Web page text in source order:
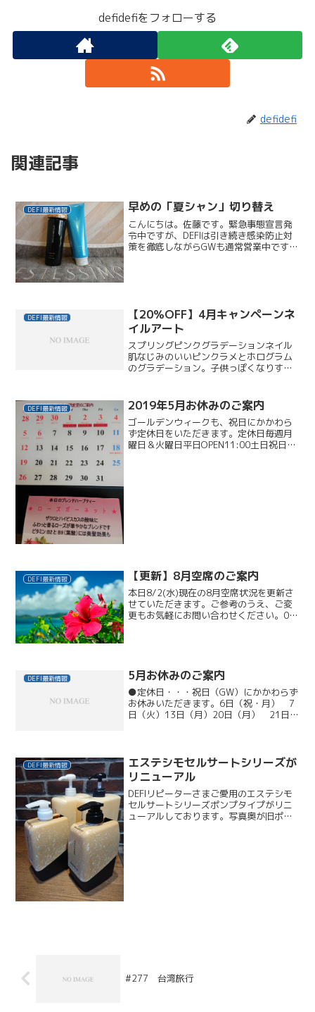
defidefiをフォローする
defidefi
関連記事
DEFI最新情報 早めの「夏シャン」切り替え
こんにちは。佐藤です。緊急事態宣言発
令中ですが、DEFIは引き続き感染防止対
策を徹底しながらGWも通常営業中です。
DEFI最新情報
【20％OFF】4月キャンペーンネ
イルアート
スプリングピンクグラデーションネイル
肌なじみのいいピンクラメとホログラム
のグラデーション。子供っぽくなりすぎ
のシールで春らしいデザイン。シール2
本。 キラキラパステルフ...
DEFI最新情報 2019年5月お休みのご案内
ゴールデンウィークも、祝日にかかわら
ず定休日をいただきます。定休日毎週月
曜日＆火曜日平日OPEN11:00土日祝日
DEFI最新情報 【更新】8月空席のご案内
本日8/2(水)現在の8月空席状況を更新さ
せていただきます。ご参考のうえ、ご変
更もお気軽にお問い合わせください。03-
DEFI最新情報 5月お休みのご案内
●定休日・・・祝日（GW）にかかわらず
お休みいただきます。6日（祝・月） 7
日（火）13日（月）20日（月） 21日
●スタイリスト...
DEFI最新情報
エステシモセルサートシリーズが
リニューアル
DEFIリピーターさまご愛用のエステシモ
セルサートシリーズポンプタイプがリニ
ューアルしております。写真奥が旧ポン
#277 台湾旅行